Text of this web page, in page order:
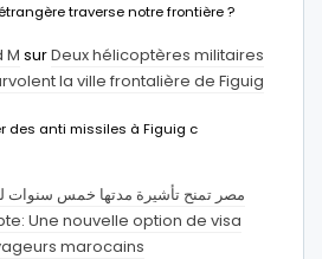
traverse notre frontière ?
M surDeux hélicoptères militaires
la ville frontalière de Figuig
des anti missiles à Figuig c
مصر تمنح تأشيرة مدتها خمس سنوات
Une nouvelle option de visa
marocains